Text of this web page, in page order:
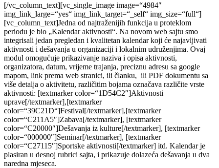
[/vc_column_text][vc_single_image image=“4984″
img_link_large=“yes“ img_link_target=“_self“ img_size=“full“]
[vc_column_text]Jedna od najtraženijih funkcija u proteklom
periodu je bio „Kalendar aktivnosti“. Na novom web sajtu smo
integrisali jedan pregledan i kvalitetan kalendar koji će najavljivati
aktivnosti i dešavanja u organizaciji i lokalnim udruženjima. Ovaj
modul omogućuje prikazivanje naziva i opisa aktivnosti,
organizatora, datum, vrijeme trajanja, preciznu adresu sa google
mapom, link prema web stranici, ili članku, ili PDF dokumentu sa
više detalja o aktivitetu, različitim bojama označava različite vrste
aktivnosti: [textmarker color=“1D54C2″]Aktivnosti
uprave[/textmarker],[textmarker
color=“39C21D“]Festival[/textmarker],[textmarker
color=“C211A5″]Zabava[/textmarker], [textmarker
color=“C20000″]Dešavanja iz kulture[/textmarker], [textmarker
color=“000000″]Seminar[/textmarker], [textmarker
color=“C27115″]Sportske aktivnosti[/textmarker] itd. Kalendar je
plasiran u desnoj rubrici sajta, i prikazuje dolazeća dešavanja u dva
naredna mjeseca.